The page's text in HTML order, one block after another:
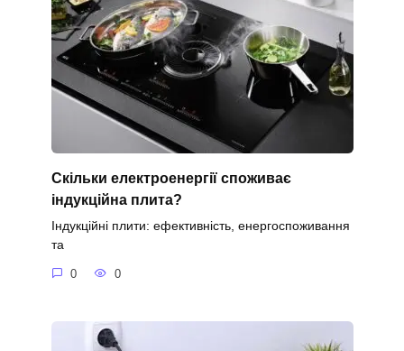
Скільки електроенергії споживає
індукційна плита?
Індукційні плити: ефективність, енергоспоживання
та
0 0